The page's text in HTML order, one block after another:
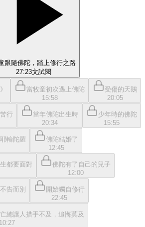
跟隨佛陀，踏上修行之路
27:23文試閱
當牧童初次遇上佛陀
15:58
受傷的天鵝
20:05
行
當年佛陀出生時
20:34
少年時的佛陀
15:55
輸陀羅
佛陀結婚了
12:45
都要面對
佛陀有了自己的兒子
12:00
告而別
開始獨自修行
22:45
總讓人措手不及，追悔莫及
10:27